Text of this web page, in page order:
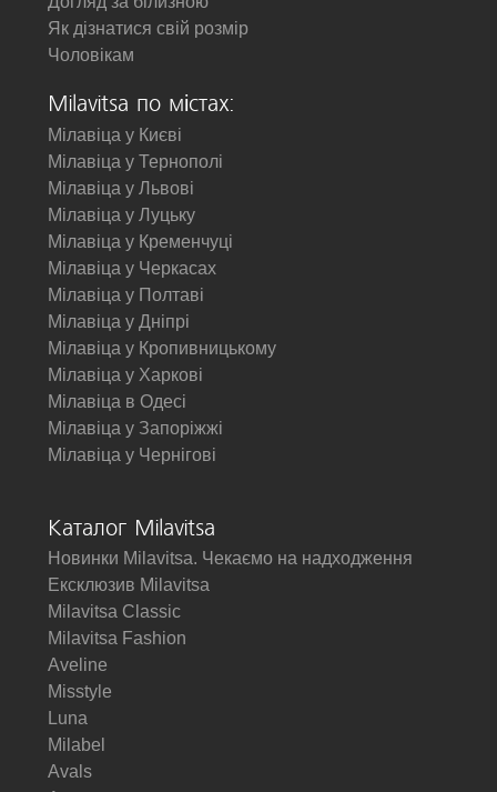
Як дізнатися свій розмір
Чоловікам
Milavitsa по містах:
Мілавіца у Києві
Мілавіца у Тернополі
Мілавіца у Львові
Мілавіца у Луцьку
Мілавіца у Кременчуці
Мілавіца у Черкасах
Мілавіца у Полтаві
Мілавіца у Дніпрі
Мілавіца у Кропивницькому
Мілавіца у Харкові
Мілавіца в Одесі
Мілавіца у Запоріжжі
Мілавіца у Чернігові
Каталог Milavitsa
Новинки Milavitsa. Чекаємо на надходження
Ексклюзив Milavitsa
Milavitsa Classic
Milavitsa Fashion
Aveline
Misstyle
Luna
Milabel
Avals